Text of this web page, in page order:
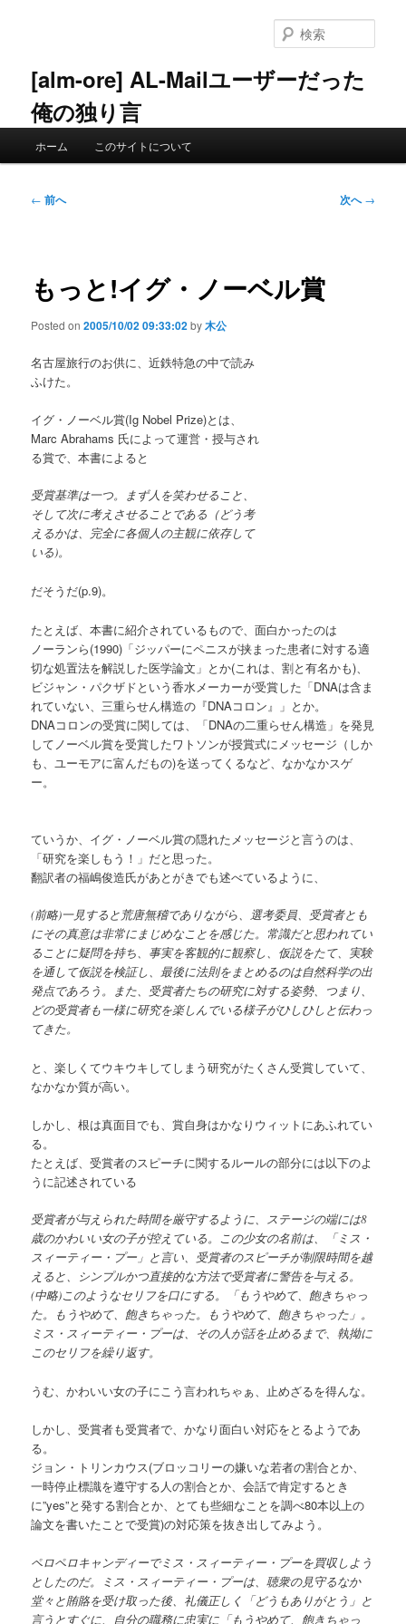
ン
へ
[alm-ore] AL-Mailユーザーだった
俺の独り言
索
ホーム このサイトについて
投
ー
ョ
← 前へ 次へ→
もっと!イグ・ノーベル賞
Posted on2005/10/02 09:33:02by木公
名古屋旅行のお供に、近鉄特急の中で読み
ふけた。
イグ・ノーベル賞(Ig Nobel Prize)とは、
Marc Abrahams 氏によって運営・授与され
る賞で、本書によると
受賞基準は一つ。まず人を笑わせること、
そして次に考えさせることである（どう考
えるかは、完全に各個人の主観に依存して
いる)。
だそうだ(p.9)。
たとえば、本書に紹介されているもので、面白かったのは
ノーランら(1990)「ジッパーにペニスが挟まった患者に対する適
切な処置法を解説した医学論文」とか(これは、割と有名かも)、
ビジャン・パクザドという香水メーカーが受賞した「DNAは含ま
れていない、三重らせん構造の『DNAコロン』」とか。
DNAコロンの受賞に関しては、「DNAの二重らせん構造」を発見
してノーベル賞を受賞したワトソンが授賞式にメッセージ（しか
も、ユーモアに富んだもの)を送ってくるなど、なかなかスゲ
ー。
ていうか、イグ・ノーベル賞の隠れたメッセージと言うのは、
「研究を楽しもう！」だと思った。
翻訳者の福嶋俊造氏があとがきでも述べているように、
(前略)一見すると荒唐無稽でありながら、選考委員、受賞者とも
にその真意は非常にまじめなことを感じた。常識だと思われてい
ることに疑問を持ち、事実を客観的に観察し、仮説をたて、実験
を通して仮説を検証し、最後に法則をまとめるのは自然科学の出
発点であろう。また、受賞者たちの研究に対する姿勢、つまり、
どの受賞者も一様に研究を楽しんでいる様子がひしひしと伝わっ
てきた。
と、楽しくてウキウキしてしまう研究がたくさん受賞していて、
なかなか質が高い。
しかし、根は真面目でも、賞自身はかなりウィットにあふれてい
る。
たとえば、受賞者のスピーチに関するルールの部分には以下のよ
うに記述されている
受賞者が与えられた時間を厳守するように、ステージの端には8
歳のかわいい女の子が控えている。この少女の名前は、「ミス・
スィーティー・プー」と言い、受賞者のスピーチが制限時間を越
えると、シンプルかつ直接的な方法で受賞者に警告を与える。
(中略)このようなセリフを口にする。「もうやめて、飽きちゃっ
た。もうやめて、飽きちゃった。もうやめて、飽きちゃった」。
ミス・スィーティー・プーは、その人が話を止めるまで、執拗に
このセリフを繰り返す。
うむ、かわいい女の子にこう言われちゃぁ、止めざるを得んな。
しかし、受賞者も受賞者で、かなり面白い対応をとるようであ
る。
ジョン・トリンカウス(ブロッコリーの嫌いな若者の割合とか、
一時停止標識を遵守する人の割合とか、会話で肯定するとき
に”yes”と発する割合とか、とても些細なことを調べ80本以上の
論文を書いたことで受賞)の対応策を抜き出してみよう。
ペロペロキャンディーでミス・スィーティー・プーを買収しよう
としたのだ。ミス・スィーティー・プーは、聴衆の見守るなか
堂々と賄賂を受け取った後、礼儀正しく「どうもありがとう」と
言うとすぐに、自分の職務に忠実に「もうやめて、飽きちゃっ